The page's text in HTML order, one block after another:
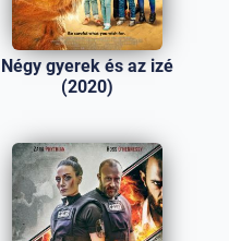
Négy gyerek és az izé
(2020)